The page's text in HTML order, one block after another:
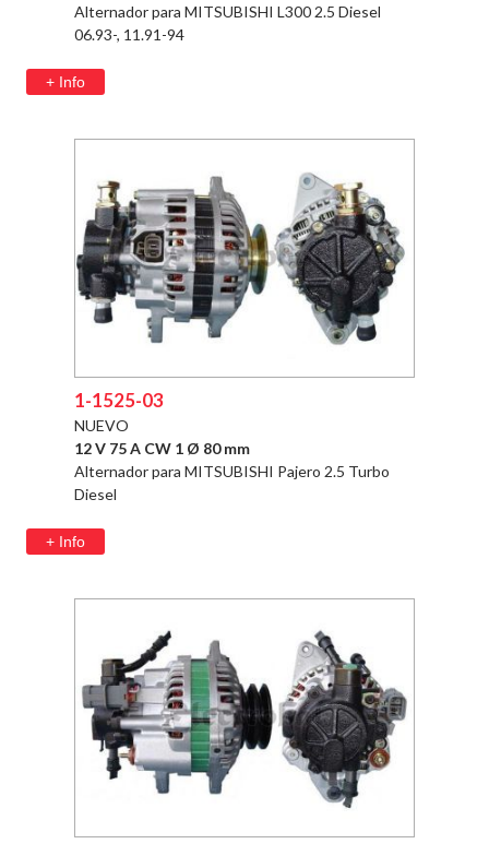
Alternador para MITSUBISHI L300 2.5 Diesel
06.93-, 11.91-94
+ Info
1-1525-03
NUEVO
12 V 75 A CW 1 Ø 80 mm
Alternador para MITSUBISHI Pajero 2.5 Turbo
Diesel
+ Info